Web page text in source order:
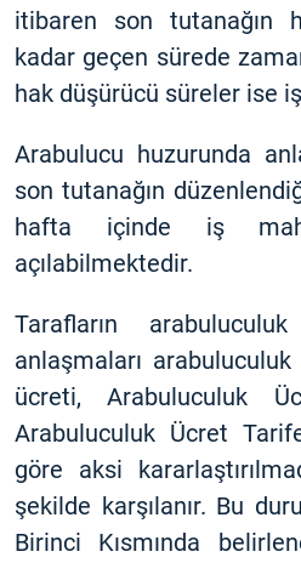
itibaren son tutanağın
kadar geçen sürede
hak düşürücü süreler ise
Arabulucu huzurunda
son tutanağın
hafta içinde iş
açılabilmektedir.
Tarafların
anlaşmaları
ücreti, Arabuluculuk
Arabuluculuk Ücret
göre aksi
şekilde karşılanır. Bu
Birinci Kısmında